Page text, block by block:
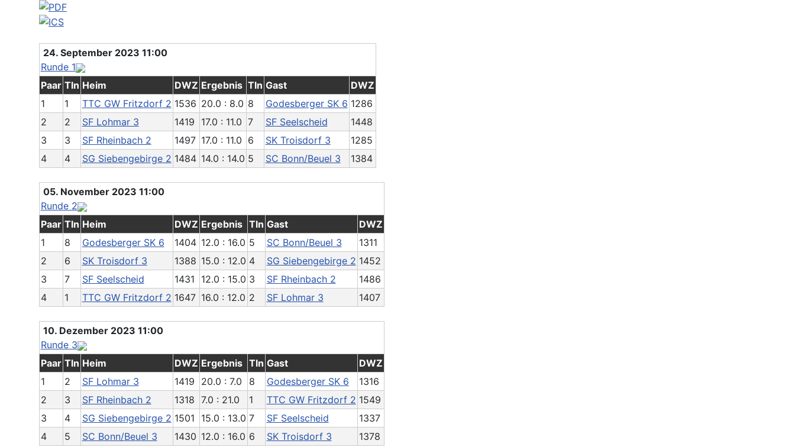
24. September 2023 11:00
Runde 1
Paar Tln Heim DWZ Ergebnis Tln Gast
DWZ
1
1 TTC GW Fritzdorf 2 1536 20.0 : 8.0 8 Godesberger SK 6 1286
2
2 SF Lohmar 3 1419 17.0 : 11.0 7 SF Seelscheid
1448
3
3 SF Rheinbach 2 1497 17.0 : 11.0 6 SK Troisdorf 3
1285
4
4 SG Siebengebirge 2 1484 14.0 : 14.0 5 SC Bonn/Beuel 3 1384
05. November 2023 11:00
Runde 2
Paar Tln Heim DWZ Ergebnis Tln Gast
DWZ
1
8 Godesberger SK 6 1404 12.0 : 16.0 5 SC Bonn/Beuel 3
1311
2
6 SK Troisdorf 3 1388 15.0 : 12.0 4 SG Siebengebirge 2 1452
3
7 SF Seelscheid 1431 12.0 : 15.0 3 SF Rheinbach 2
1486
4
1 TTC GW Fritzdorf 2 1647 16.0 : 12.0 2 SF Lohmar 3 1407
10. Dezember 2023 11:00
Runde 3
Paar Tln Heim DWZ Ergebnis Tln Gast
DWZ
1
2 SF Lohmar 3 1419 20.0 : 7.0 8 Godesberger SK 6
1316
2
3 SF Rheinbach 2 1318 7.0 : 21.0 1 TTC GW Fritzdorf 2 1549
3
4 SG Siebengebirge 2 1501 15.0 : 13.0 7 SF Seelscheid
1337
4
5 SC Bonn/Beuel 3 1430 12.0 : 16.0 6 SK Troisdorf 3 1378